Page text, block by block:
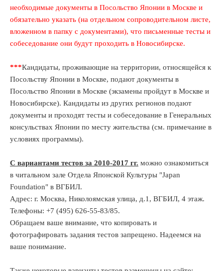
необходимые документы в Посольство Японии в Москве и
обязательно указать (на отдельном сопроводительном листе,
вложенном в папку с документами), что письменные тесты и
собеседование они будут проходить в Новосибирске.
***Кандидаты, проживающие на территории, относящейся к
Посольству Японии в Москве, подают документы в
Посольство Японии в Москве (экзамены пройдут в Москве и
Новосибирске). Кандидаты из других регионов подают
документы и проходят тесты и собеседование в Генеральных
консульствах Японии по месту жительства (см. примечание в
условиях программы).
C вариантами тестов за 2010-2017 гг. можно ознакомиться
в читальном зале Отдела Японской Культуры "Japan
Foundation" в ВГБИЛ.
Адрес: г. Москва, Николоямская улица, д.1, ВГБИЛ, 4 этаж.
Телефоны: +7 (495) 626-55-83/85.
Обращаем ваше внимание, что копировать и
фотографировать задания тестов запрещено. Надеемся на
ваше понимание.